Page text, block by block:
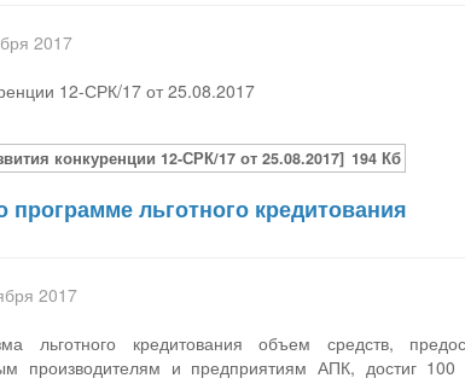
2017
12-СРК/17 от 25.08.2017
конкуренции 12-СРК/17 от 25.08.2017] 194 Кб
льготного кредитования
2017
льготного кредитования объем средств,
производителям и предприятиям АПК, достиг